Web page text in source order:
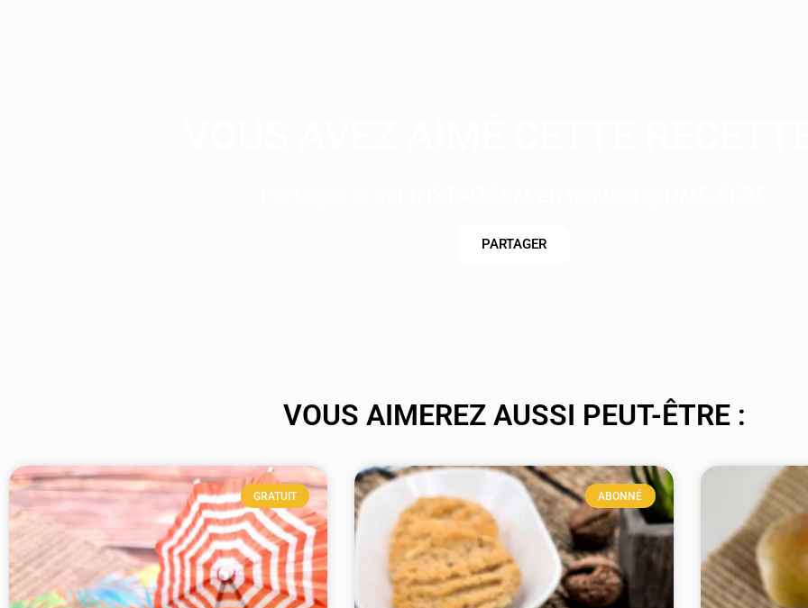
PARTAGER
VOUS AIMEREZ AUSSI PEUT-ÊTRE :
GRATUIT ABONNÉ